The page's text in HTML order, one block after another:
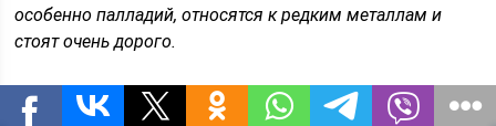
особенно палладий, относятся к редким металлам и
стоят очень дорого.
В данный момент усилия ученых направлены на поиски